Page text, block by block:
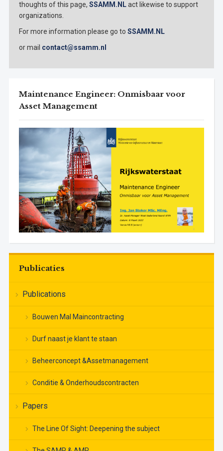
thoughts of this page, SSAMM.NLact likewise to support
organizations.
For more information please go to SSAMM.NL
or mail contact@ssamm.nl
Maintenance Engineer: Onmisbaar voor
Asset Management
Publicaties
Publications
Bouwen Mal Maincontracting
Durf naast je klant te staan
Beheerconcept &Assetmanagement
Conditie & Onderhoudscontracten
Papers
The Line Of Sight: Deepening the subject